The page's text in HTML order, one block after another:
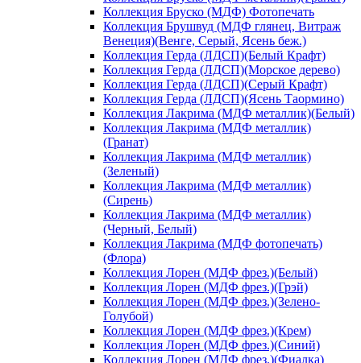
Коллекция Бруско (МДФ) Фотопечать
Коллекция Брушвуд (МДФ глянец, Витраж
Венеция)(Венге, Серый, Ясень беж.)
Коллекция Герда (ЛДСП)(Белый Крафт)
Коллекция Герда (ЛДСП)(Морское дерево)
Коллекция Герда (ЛДСП)(Серый Крафт)
Коллекция Герда (ЛДСП)(Ясень Таормино)
Коллекция Лакрима (МДФ металлик)(Белый)
Коллекция Лакрима (МДФ металлик)
(Гранат)
Коллекция Лакрима (МДФ металлик)
(Зеленый)
Коллекция Лакрима (МДФ металлик)
(Сирень)
Коллекция Лакрима (МДФ металлик)
(Черный, Белый)
Коллекция Лакрима (МДФ фотопечать)
(Флора)
Коллекция Лорен (МДФ фрез.)(Белый)
Коллекция Лорен (МДФ фрез.)(Грэй)
Коллекция Лорен (МДФ фрез.)(Зелено-
Голубой)
Коллекция Лорен (МДФ фрез.)(Крем)
Коллекция Лорен (МДФ фрез.)(Синий)
Коллекция Лорен (МДФ фрез.)(Фиалка)